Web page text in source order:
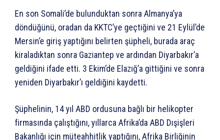
En son Somali’de bulunduktan sonra Almanya’ya
döndüğünü, oradan da KKTC’ye geçtiğini ve 21 Eylül’de
Mersin’e giriş yaptığını belirten şüpheli, burada araç
kiraladıktan sonra Gaziantep ve ardından Diyarbakır’a
geldiğini ifade etti. 3 Ekim’de Elazığ’a gittiğini ve sonra
yeniden Diyarbakır’ı geldiğini kaydetti.
Şüphelinin, 14 yıl ABD ordusuna bağlı bir helikopter
firmasında çalıştığını, yıllarca Afrika’da ABD Dışişleri
Bakanlığı için müteahhitlik yaptığını, Afrika Birliğinin